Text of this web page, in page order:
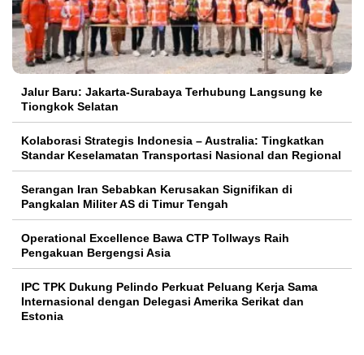
Jalur Baru: Jakarta-Surabaya Terhubung Langsung ke
Tiongkok Selatan
Kolaborasi Strategis Indonesia – Australia: Tingkatkan
Standar Keselamatan Transportasi Nasional dan Regional
Serangan Iran Sebabkan Kerusakan Signifikan di
Pangkalan Militer AS di Timur Tengah
Operational Excellence Bawa CTP Tollways Raih
Pengakuan Bergengsi Asia
IPC TPK Dukung Pelindo Perkuat Peluang Kerja Sama
Internasional dengan Delegasi Amerika Serikat dan
Estonia